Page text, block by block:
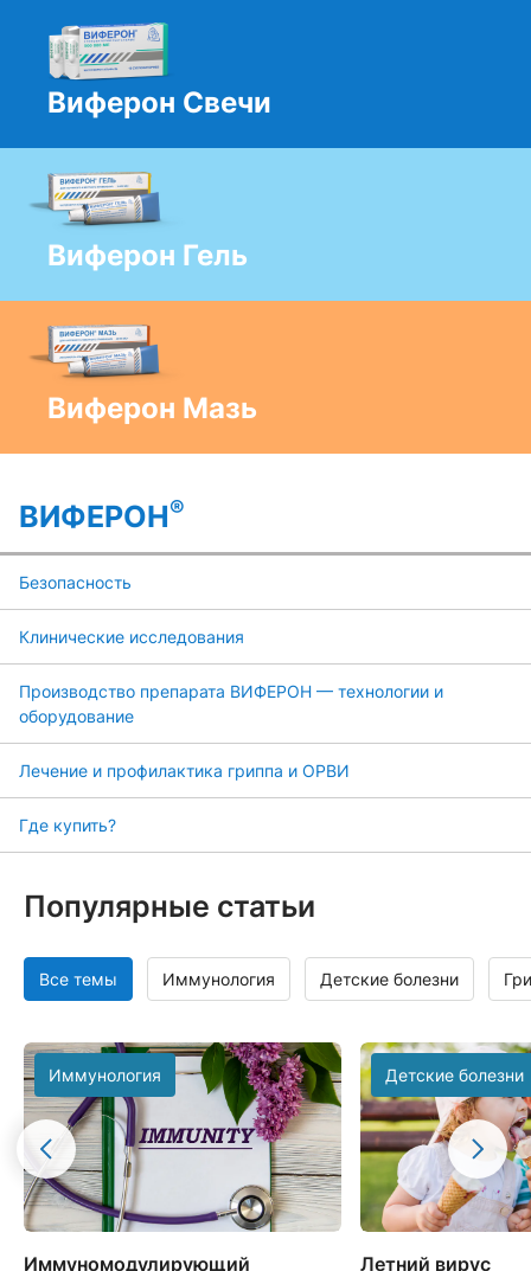
Виферон Свечи
Виферон Гель
Виферон Мазь
ВИФЕРОН®
Безопасность
Клинические исследования
Производство препарата ВИФЕРОН — технологии и
оборудование
Лечение и профилактика гриппа и ОРВИ
Где купить?
Популярные статьи
Все темы Иммунология Детские болезни
Иммунология
Иммуномодулирующий
Детские болезни
Летний вирус